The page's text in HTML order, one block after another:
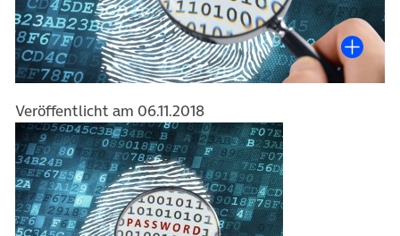
Veröffentlicht am 06.11.2018